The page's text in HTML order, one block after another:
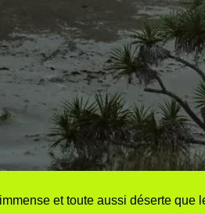
et toute aussi déserte que